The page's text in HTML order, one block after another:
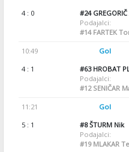
4 : 0
#24GREGORIČ
Podajalci:
#14FARTEK
10:49 Gol
4 : 1
#63HROBAT
Podajalci:
#12SENIČAR
11:21 Gol
5 : 1
#8ŠTURM Nik
Podajalci:
#19MLAKAR